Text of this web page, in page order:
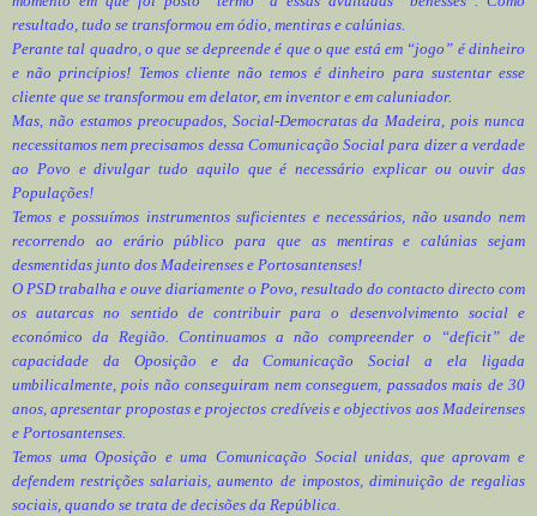
resultado, tudo se transformou em ódio, mentiras e calúnias.
Perante tal quadro, o que se depreende é que o que está em “jogo” é dinheiro
e não princípios! Temos cliente não temos é dinheiro para sustentar esse
cliente que se transformou em delator, em inventor e em caluniador.
Mas, não estamos preocupados, Social-Democratas da Madeira, pois nunca
necessitamos nem precisamos dessa Comunicação Social para dizer a verdade
ao Povo e divulgar tudo aquilo que é necessário explicar ou ouvir das
Populações!
Temos e possuímos instrumentos suficientes e necessários, não usando nem
recorrendo ao erário público para que as mentiras e calúnias sejam
desmentidas junto dos Madeirenses e Portosantenses!
O PSD trabalha e ouve diariamente o Povo, resultado do contacto directo com
os autarcas no sentido de contribuir para o desenvolvimento social e
económico da Região. Continuamos a não compreender o “deficit” de
capacidade da Oposição e da Comunicação Social a ela ligada
umbilicalmente, pois não conseguiram nem conseguem, passados mais de 30
anos, apresentar propostas e projectos credíveis e objectivos aos Madeirenses
e Portosantenses.
Temos uma Oposição e uma Comunicação Social unidas, que aprovam e
defendem restrições salariais, aumento de impostos, diminuição de regalias
sociais, quando se trata de decisões da República.